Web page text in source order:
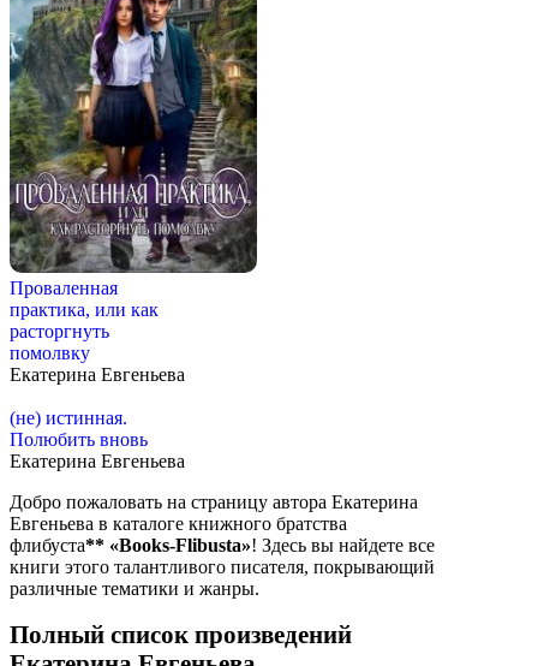
Проваленная
практика, или как
расторгнуть
помолвку
Екатерина Евгеньева
(не) истинная.
Полюбить вновь
Екатерина Евгеньева
Добро пожаловать на страницу автора Екатерина
Евгеньева в каталоге книжного братства
флибуста** «Books-Flibusta»! Здесь вы найдете все
книги этого талантливого писателя, покрывающий
различные тематики и жанры.
Полный список произведений